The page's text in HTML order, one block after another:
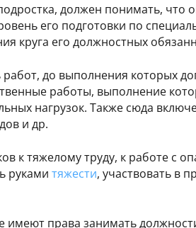
должен понимать, что
его подготовки по
круга его должностных
до выполнения которых
работы, выполнение
нагрузок. Также сюда
и др.
к тяжелому труду, к работе с
руками тяжести, участвовать в
имеют права занимать